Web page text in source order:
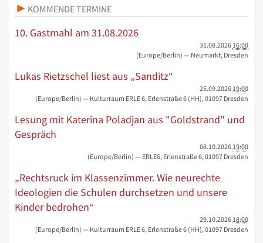
KOMMENDE TERMINE
10. Gastmahl am 31.08.2026
31.08.2026 16:00
(Europe/Berlin) — Neumarkt, Dresden
Lukas Rietzschel liest aus „Sanditz“
25.09.2026 19:00
(Europe/Berlin) — Kulturraum ERLE 6, Erlenstraße 6 (HH), 01097 Dresden
Lesung mit Katerina Poladjan aus "Goldstrand" und
Gespräch
08.10.2026 19:00
(Europe/Berlin) — ERLE6, Erlenstraße 6, 01097 Dresden
„Rechtsruck im Klassenzimmer. Wie neurechte
Ideologien die Schulen durchsetzen und unsere
Kinder bedrohen“
29.10.2026 18:00
(Europe/Berlin) — Kulturraum ERLE 6, Erlenstraße 6 (HH), 01097 Dresden